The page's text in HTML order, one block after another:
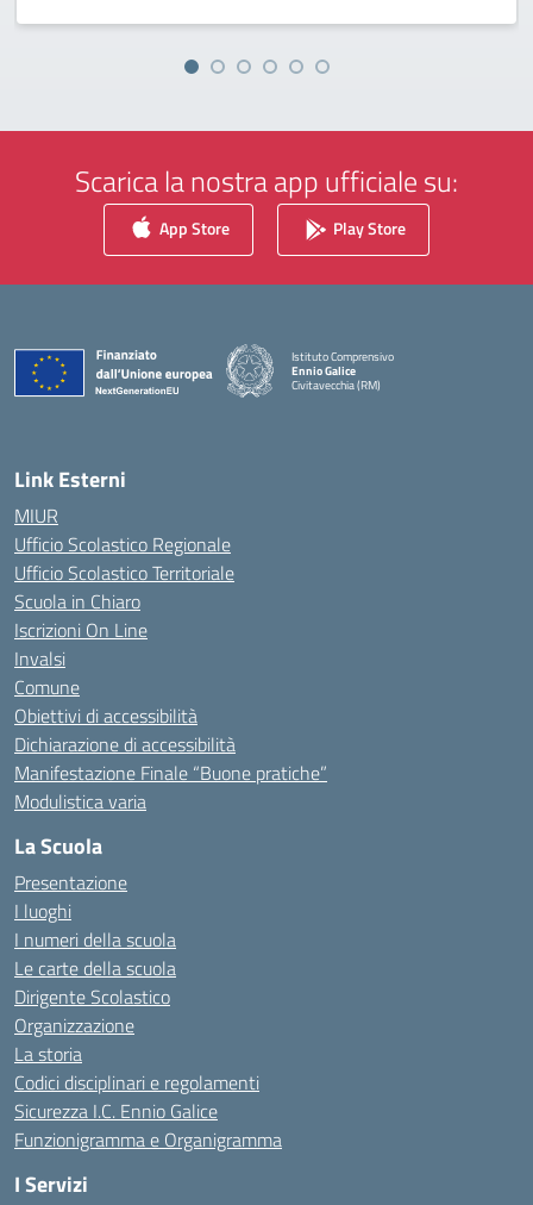
Scarica la nostra app ufficiale su:
App Store Play Store
Istituto Comprensivo
Ennio Galice
Civitavecchia (RM)
Link Esterni
MIUR
Ufficio Scolastico Regionale
Ufficio Scolastico Territoriale
Scuola in Chiaro
Iscrizioni On Line
Invalsi
Comune
Obiettivi di accessibilità
Dichiarazione di accessibilità
Manifestazione Finale “Buone pratiche”
Modulistica varia
La Scuola
Presentazione
I luoghi
I numeri della scuola
Le carte della scuola
Dirigente Scolastico
Organizzazione
La storia
Codici disciplinari e regolamenti
Sicurezza I.C. Ennio Galice
Funzionigramma e Organigramma
I Servizi